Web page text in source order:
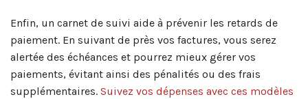
Enfin, un carnet de suivi aide à prévenir les retards de
paiement. En suivant de près vos factures, vous serez
alertée des échéances et pourrez mieux gérer vos
paiements, évitant ainsi des pénalités ou des frais
supplémentaires. Suivez vos dépenses avec ces modèles